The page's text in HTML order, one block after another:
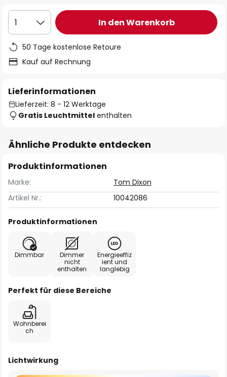
1 In den Warenkorb
50 Tage kostenlose Retoure
Kauf auf Rechnung
Lieferinformationen
Lieferzeit: 8 - 12 Werktage
Gratis Leuchtmittel enthalten
Ähnliche Produkte entdecken
Produktinformationen
Marke:
Tom Dixon
Artikel Nr.:
10042086
Produktinformationen
Dimmbar
Dimmer
nicht
enthalten
Energieeffiz
ient und
langlebig
Perfekt für diese Bereiche
Wohnberei
ch
Lichtwirkung